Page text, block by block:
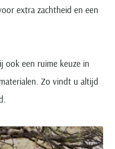
extra zachtheid en een
ook een ruime keuze in
Zo vindt u altijd